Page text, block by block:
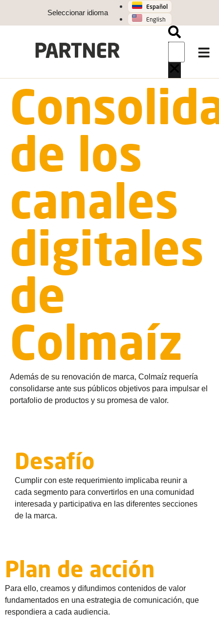
Seleccionar idioma
Español
English
de los
canales
digitales
de
Colmaíz
Además de su renovación de marca, Colmaíz requería
consolidarse ante sus públicos objetivos para impulsar el
portafolio de productos y su promesa de valor.
Desafío
Cumplir con este requerimiento implicaba reunir a
cada segmento para convertirlos en una comunidad
interesada y participativa en las diferentes secciones
de la marca.
Plan de acción
Para ello, creamos y difundimos contenidos de valor
fundamentados en una estrategia de comunicación, que
respondiera a cada audiencia.